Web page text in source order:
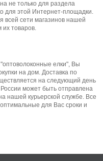
не только для раздела
для этой Интернет-площадки.
всей сети магазинов нашей
их товаров.
елки", Вы
на дом. Доставка по
на следующий день
может быть отправлена
нашей курьерской службе. Все
для Вас сроки и